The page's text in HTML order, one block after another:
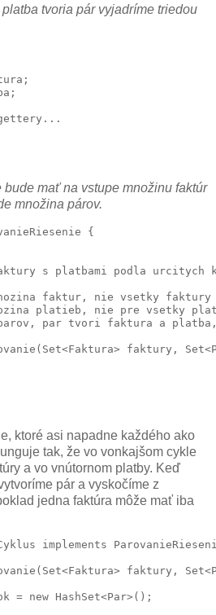
tvoria pár vyjadríme triedou
mať na vstupe množinu faktúr
množina párov.
{
s platbami podla urcitych
faktur, nie vsetky
platieb, nie pre vsetky
par tvori faktura a
faktury,
ktoré asi napadne každého ako
tak, že vo vonkajšom cykle
a vo vnútornom platby. Keď
pár a vyskočíme z
jedna faktúra môže mať iba
implements
faktury,
= new HashSet<Par>();